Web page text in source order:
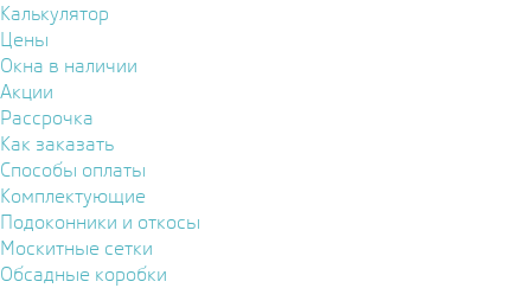
Калькулятор
Цены
Окна в наличии
Акции
Рассрочка
Как заказать
Способы оплаты
Комплектующие
Подоконники и откосы
Москитные сетки
Обсадные коробки